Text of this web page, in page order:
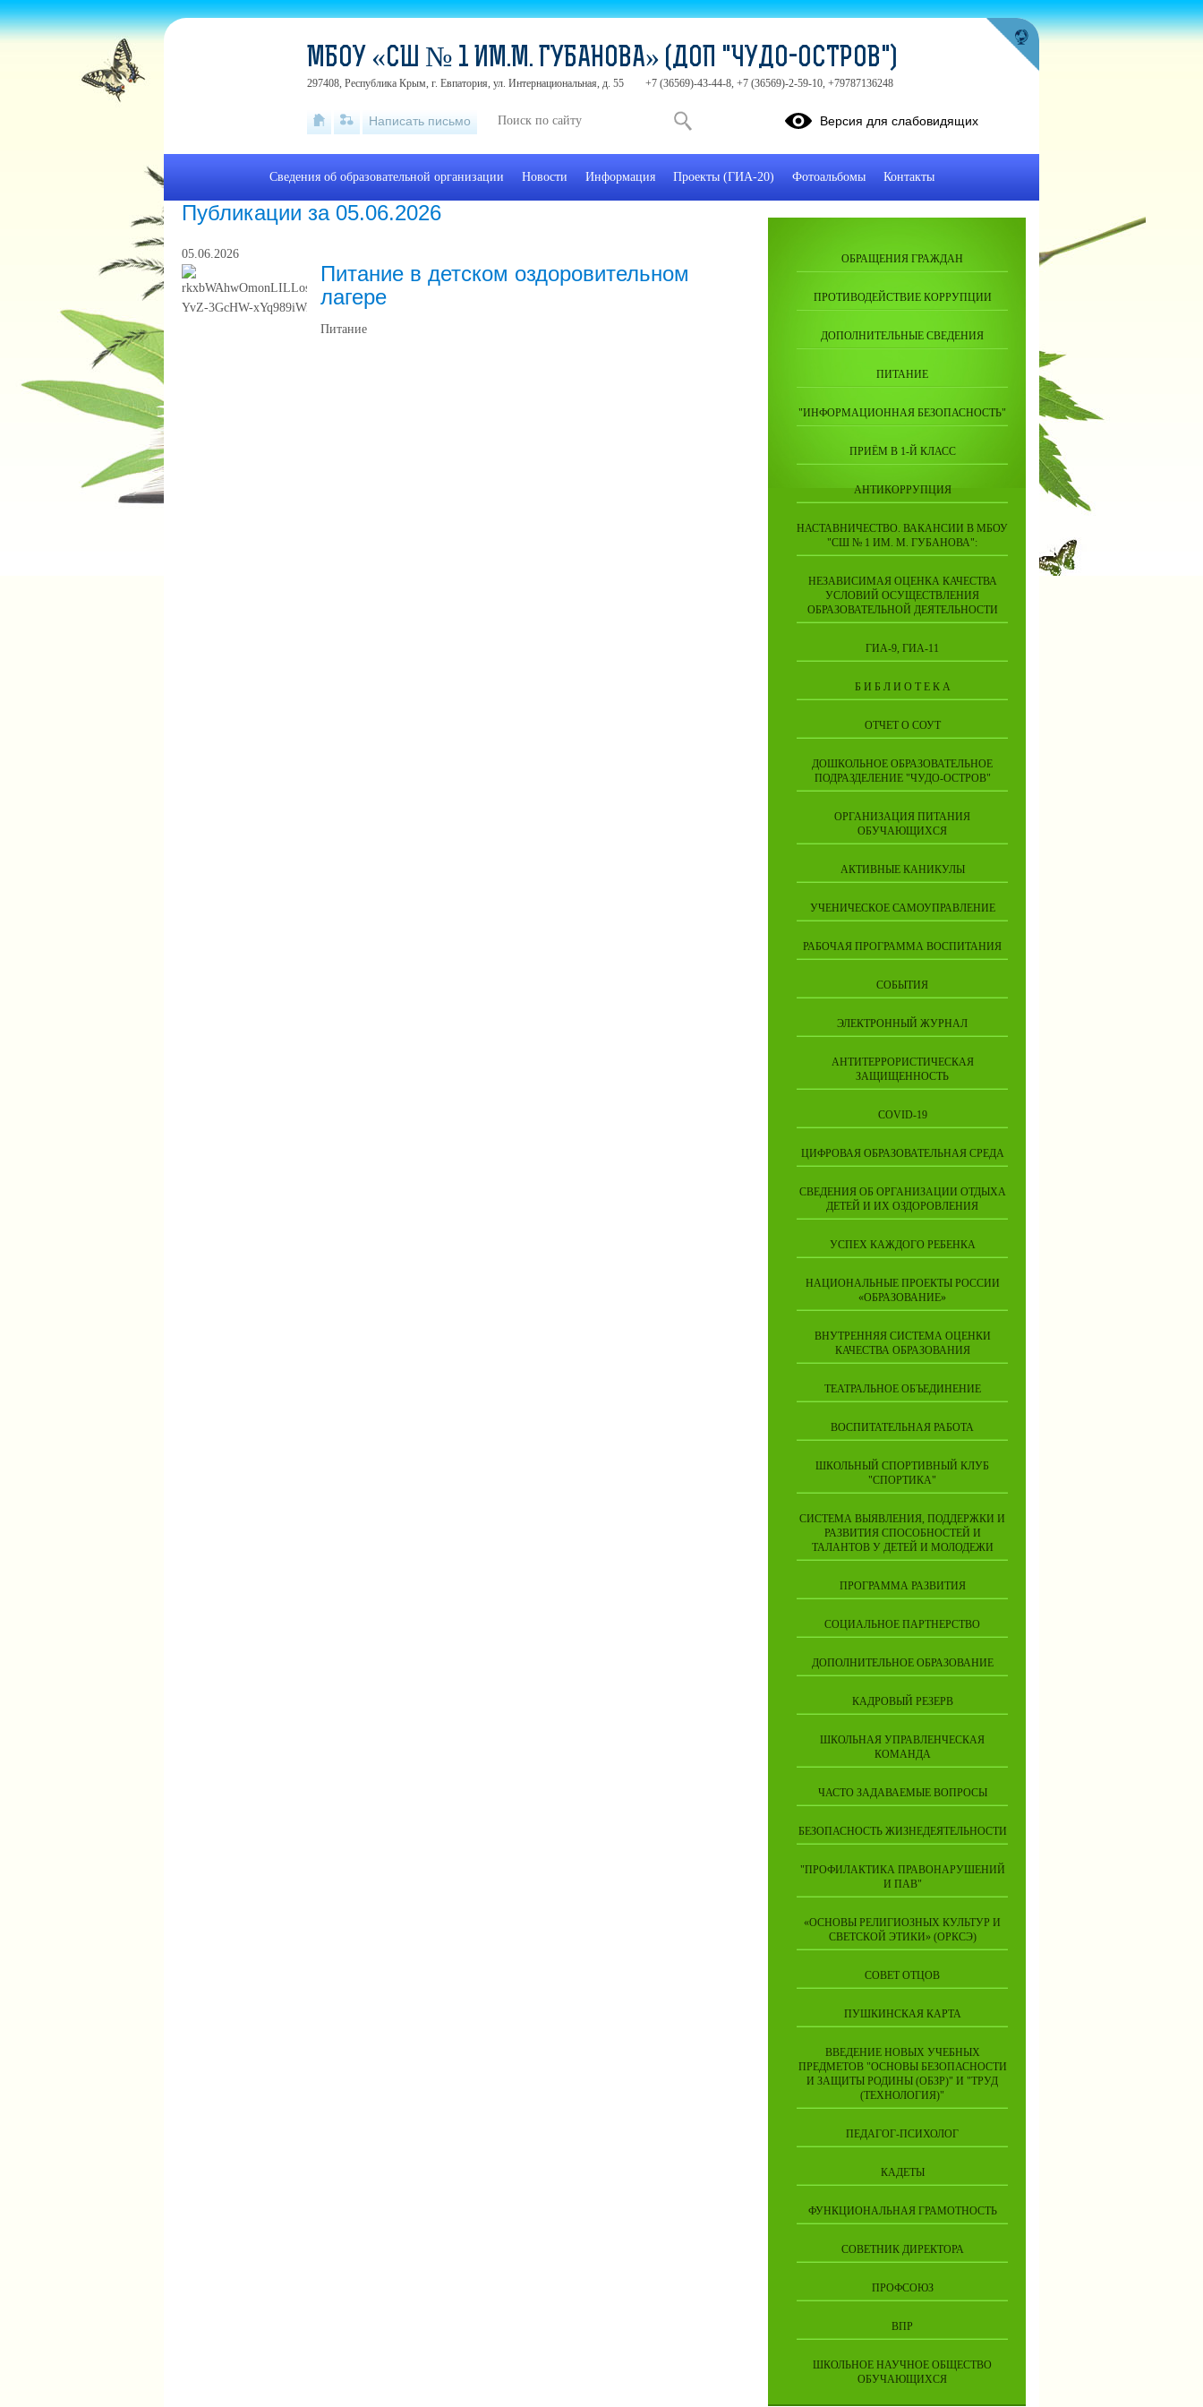
Публикации за 05.06.2026
05.06.2026
Питание в детском оздоровительном
лагере
Питание
ОБРАЩЕНИЯ ГРАЖДАН
ПРОТИВОДЕЙСТВИЕ КОРРУПЦИИ
ДОПОЛНИТЕЛЬНЫЕ СВЕДЕНИЯ
ПИТАНИЕ
"ИНФОРМАЦИОННАЯ БЕЗОПАСНОСТЬ"
ПРИЁМ В 1-Й КЛАСС
АНТИКОРРУПЦИЯ
НАСТАВНИЧЕСТВО. ВАКАНСИИ В МБОУ
"СШ № 1 ИМ. М. ГУБАНОВА":
НЕЗАВИСИМАЯ ОЦЕНКА КАЧЕСТВА
УСЛОВИЙ ОСУЩЕСТВЛЕНИЯ
ОБРАЗОВАТЕЛЬНОЙ ДЕЯТЕЛЬНОСТИ
ГИА-9, ГИА-11
Б И Б Л И О Т Е К А
ОТЧЕТ О СОУТ
ДОШКОЛЬНОЕ ОБРАЗОВАТЕЛЬНОЕ
ПОДРАЗДЕЛЕНИЕ "ЧУДО-ОСТРОВ"
ОРГАНИЗАЦИЯ ПИТАНИЯ
ОБУЧАЮЩИХСЯ
АКТИВНЫЕ КАНИКУЛЫ
УЧЕНИЧЕСКОЕ САМОУПРАВЛЕНИЕ
РАБОЧАЯ ПРОГРАММА ВОСПИТАНИЯ
СОБЫТИЯ
ЭЛЕКТРОННЫЙ ЖУРНАЛ
АНТИТЕРРОРИСТИЧЕСКАЯ
ЗАЩИЩЕННОСТЬ
COVID-19
ЦИФРОВАЯ ОБРАЗОВАТЕЛЬНАЯ СРЕДА
СВЕДЕНИЯ ОБ ОРГАНИЗАЦИИ ОТДЫХА
ДЕТЕЙ И ИХ ОЗДОРОВЛЕНИЯ
УСПЕХ КАЖДОГО РЕБЕНКА
НАЦИОНАЛЬНЫЕ ПРОЕКТЫ РОССИИ
«ОБРАЗОВАНИЕ»
ВНУТРЕННЯЯ СИСТЕМА ОЦЕНКИ
КАЧЕСТВА ОБРАЗОВАНИЯ
ТЕАТРАЛЬНОЕ ОБЪЕДИНЕНИЕ
ВОСПИТАТЕЛЬНАЯ РАБОТА
ШКОЛЬНЫЙ СПОРТИВНЫЙ КЛУБ
"СПОРТИКА"
СИСТЕМА ВЫЯВЛЕНИЯ, ПОДДЕРЖКИ И
РАЗВИТИЯ СПОСОБНОСТЕЙ И
ТАЛАНТОВ У ДЕТЕЙ И МОЛОДЕЖИ
ПРОГРАММА РАЗВИТИЯ
СОЦИАЛЬНОЕ ПАРТНЕРСТВО
ДОПОЛНИТЕЛЬНОЕ ОБРАЗОВАНИЕ
КАДРОВЫЙ РЕЗЕРВ
ШКОЛЬНАЯ УПРАВЛЕНЧЕСКАЯ
КОМАНДА
ЧАСТО ЗАДАВАЕМЫЕ ВОПРОСЫ
БЕЗОПАСНОСТЬ ЖИЗНЕДЕЯТЕЛЬНОСТИ
"ПРОФИЛАКТИКА ПРАВОНАРУШЕНИЙ
И ПАВ"
«ОСНОВЫ РЕЛИГИОЗНЫХ КУЛЬТУР И
СВЕТСКОЙ ЭТИКИ» (ОРКСЭ)
СОВЕТ ОТЦОВ
ПУШКИНСКАЯ КАРТА
ВВЕДЕНИЕ НОВЫХ УЧЕБНЫХ
ПРЕДМЕТОВ "ОСНОВЫ БЕЗОПАСНОСТИ
И ЗАЩИТЫ РОДИНЫ (ОБЗР)" И "ТРУД
(ТЕХНОЛОГИЯ)"
ПЕДАГОГ-ПСИХОЛОГ
КАДЕТЫ
ФУНКЦИОНАЛЬНАЯ ГРАМОТНОСТЬ
СОВЕТНИК ДИРЕКТОРА
ПРОФСОЮЗ
ВПР
ШКОЛЬНОЕ НАУЧНОЕ ОБЩЕСТВО
ОБУЧАЮЩИХСЯ
МБОУ «СШ № 1 ИМ.М. ГУБАНОВА» (ДОП "ЧУДО-ОСТРОВ")
297408, Республика Крым, г. Евпатория, ул. Интернациональная, д. 55 +7 (36569)-43-44-8, +7 (36569)-2-59-10, +79787136248
Написать письмо Версия для слабовидящих
Сведения об образовательной организации Новости Информация Проекты (ГИА-20) Фотоальбомы Контакты